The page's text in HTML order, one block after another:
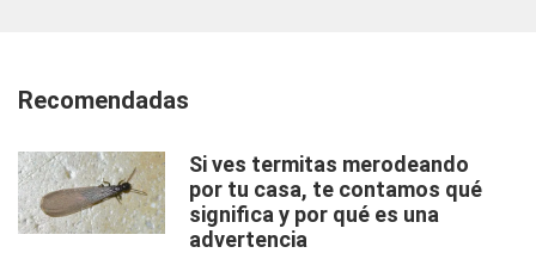
Recomendadas
Si ves termitas merodeando
por tu casa, te contamos qué
significa y por qué es una
advertencia